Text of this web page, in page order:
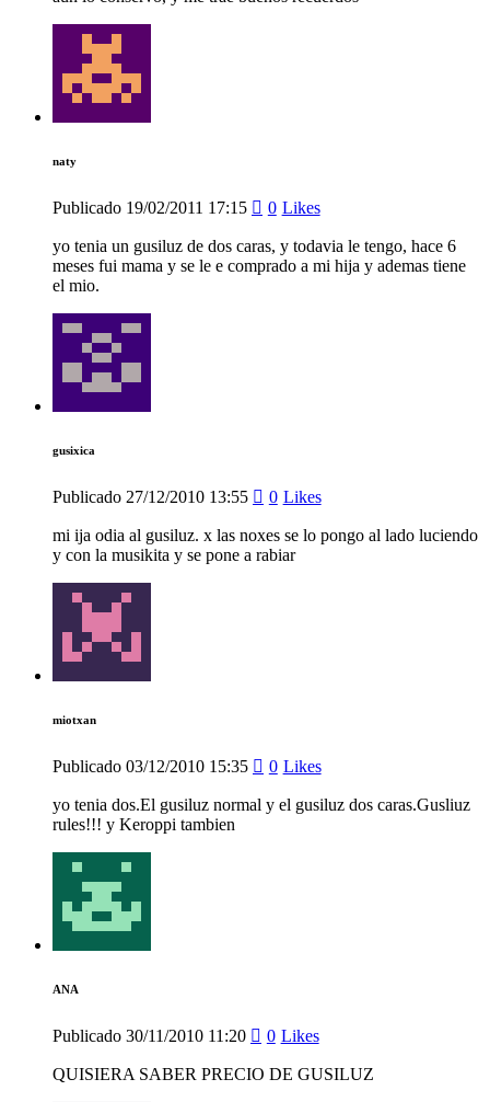
naty
Publicado 19/02/2011 17:15 0 Likes
yo tenia un gusiluz de dos caras, y todavia le tengo, hace 6
meses fui mama y se le e comprado a mi hija y ademas tiene
el mio.
gusixica
Publicado 27/12/2010 13:55 0 Likes
mi ija odia al gusiluz. x las noxes se lo pongo al lado luciendo
y con la musikita y se pone a rabiar
miotxan
Publicado 03/12/2010 15:35 0 Likes
yo tenia dos.El gusiluz normal y el gusiluz dos caras.Gusliuz
rules!!! y Keroppi tambien
ANA
Publicado 30/11/2010 11:20 0 Likes
QUISIERA SABER PRECIO DE GUSILUZ